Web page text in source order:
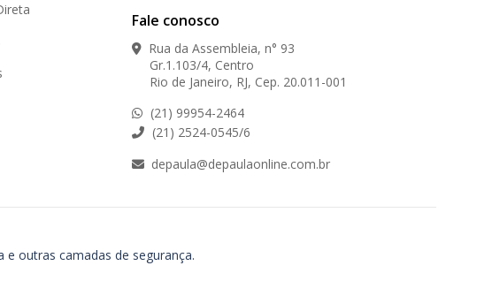
Fale conosco
Rua da Assembleia, n° 93
Gr.1.103/4, Centro
Rio de Janeiro, RJ, Cep. 20.011-001
(21) 99954-2464
(21) 2524-0545/6
depaula@depaulaonline.com.br
outras camadas de segurança.